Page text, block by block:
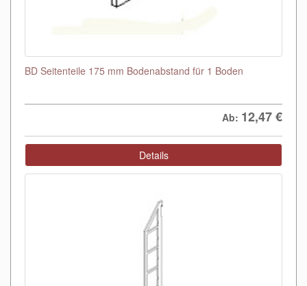
BD Seitenteile 175 mm Bodenabstand für 1 Boden
Ab: 12,47€
Details